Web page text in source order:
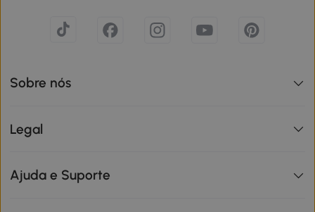
Sobre nós
Legal
Ajuda e Suporte